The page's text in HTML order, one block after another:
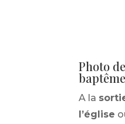
Photo
baptême
A la
l’église